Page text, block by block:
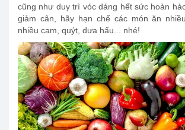
cũng như duy trì vóc dáng hết sức hoàn
giảm cân, hãy hạn chế các món ăn
nhiều cam, quýt, dưa hấu... nhé!